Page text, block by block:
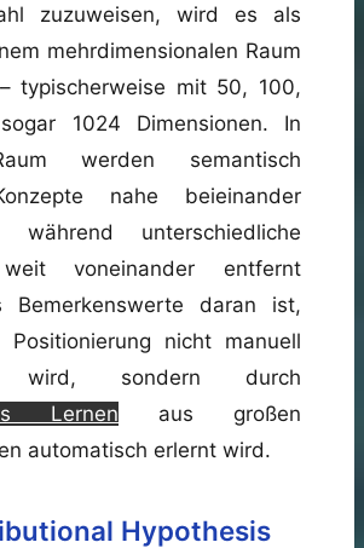
zuzuweisen, wird es als
mehrdimensionalen Raum
typischerweise mit 50, 100,
1024 Dimensionen. In
werden semantisch
nahe beieinander
während unterschiedliche
voneinander entfernt
Bemerkenswerte daran ist,
nicht manuell
wird, sondern durch
Lernen aus großen
automatisch erlernt wird.
Hypothesis